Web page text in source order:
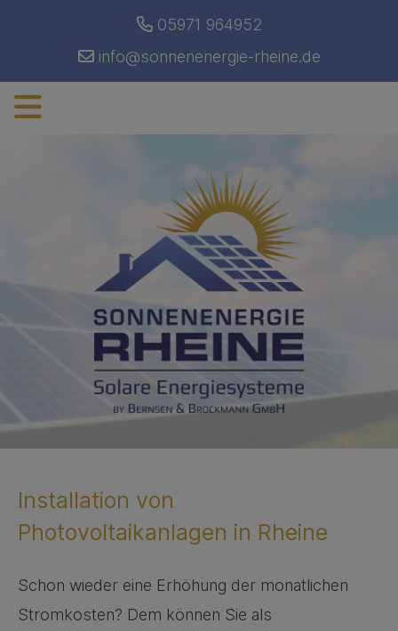
05971 964952
info@sonnenenergie-rheine.de
Installation von
Photovoltaikanlagen in Rheine
Schon wieder eine Erhöhung der monatlichen
Stromkosten? Dem können Sie als